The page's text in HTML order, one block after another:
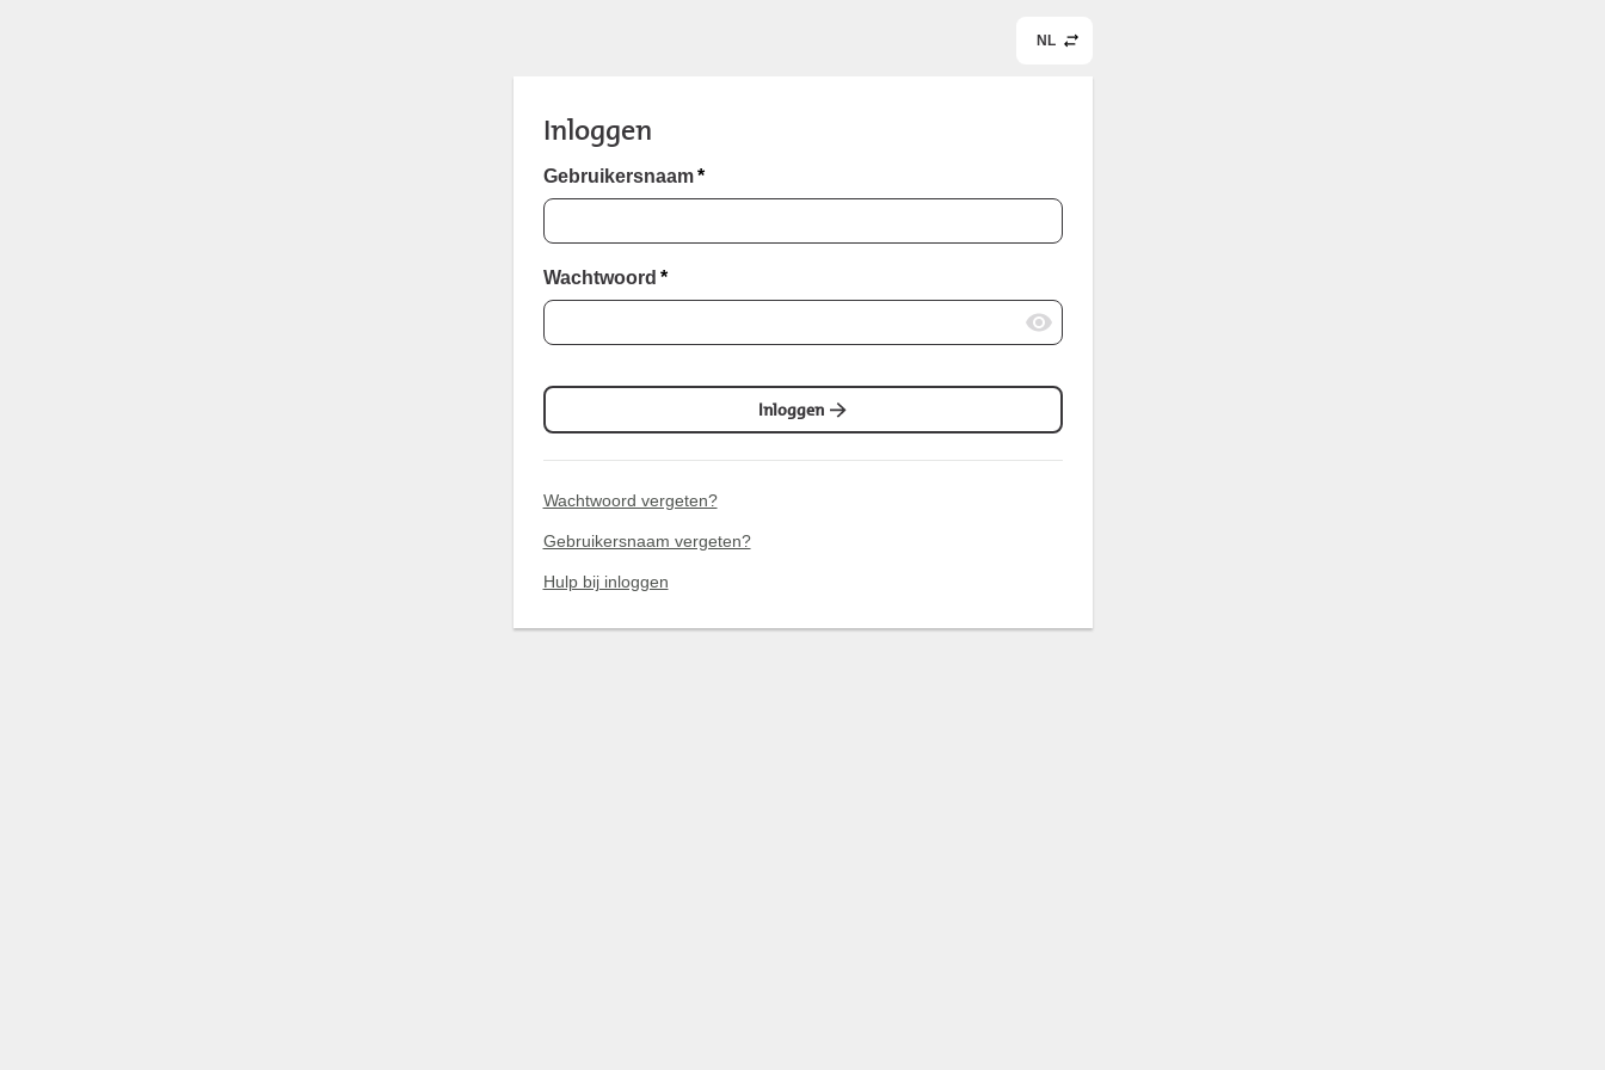
NL
Inloggen
Gebruikersnaam *
Wachtwoord *
Inloggen
Wachtwoord vergeten?
Gebruikersnaam vergeten?
Hulp bij inloggen